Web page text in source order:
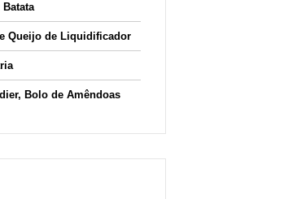
Batata
Queijo de Liquidificador
Bolo de Amêndoas